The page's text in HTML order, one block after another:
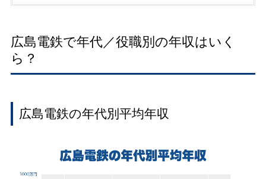
広島電鉄で年代／役職別の年収はいく
ら？
広島電鉄の年代別平均年収